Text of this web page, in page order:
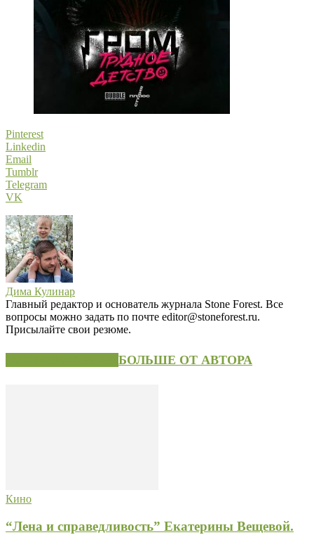
Pinterest
Linkedin
Email
Tumblr
Telegram
VK
Дима Кулинар
Главный редактор и основатель журнала Stone Forest. Все
вопросы можно задать по почте editor@stoneforest.ru.
Присылайте свои резюме.
БОЛЬШЕ ОТ АВТОРА
Кино
“Лена и справедливость” Екатерины Вещевой.